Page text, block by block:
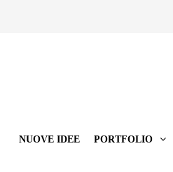
NUOVE IDEE PORTFOLIO